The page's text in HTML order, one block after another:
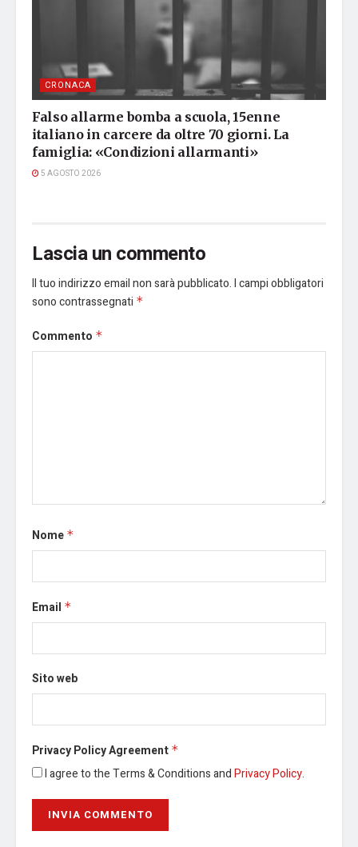
CRONACA
Falso allarme bomba a scuola, 15enne
italiano in carcere da oltre 70 giorni. La
famiglia: «Condizioni allarmanti»
5 AGOSTO 2026
Lascia un commento
Il tuo indirizzo email non sarà pubblicato.I campi obbligatori
sono contrassegnati *
Commento *
Nome *
Email *
Sito web
Privacy Policy Agreement *
I agree to the Terms & Conditions andPrivacy Policy.